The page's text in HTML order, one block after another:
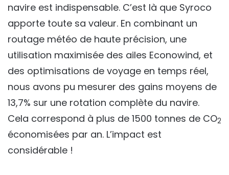
navire est indispensable. C’est là que Syroco
apporte toute sa valeur. En combinant un
routage météo de haute précision, une
utilisation maximisée des ailes Econowind, et
des optimisations de voyage en temps réel,
nous avons pu mesurer des gains moyens de
13,7% sur une rotation complète du navire.
Cela correspond à plus de 1500 tonnes de CO2
économisées par an. L’impact est
considérable !